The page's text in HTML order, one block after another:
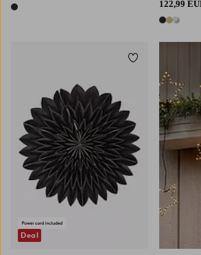
1 väri
122,99
3 värejä
Deal
Lisää